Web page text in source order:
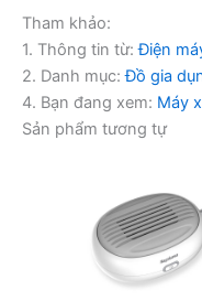
Tham khảo:
1. Thông tin từ:Điện
2. Danh mục:Đồ gia
4. Bạn đang xem: Máy
Sản phẩm tương tự